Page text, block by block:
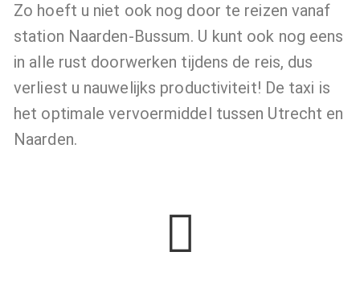
Zo hoeft u niet ook nog door te reizen vanaf
station Naarden-Bussum. U kunt ook nog eens
in alle rust doorwerken tijdens de reis, dus
verliest u nauwelijks productiviteit! De taxi is
het optimale vervoermiddel tussen Utrecht en
Naarden.